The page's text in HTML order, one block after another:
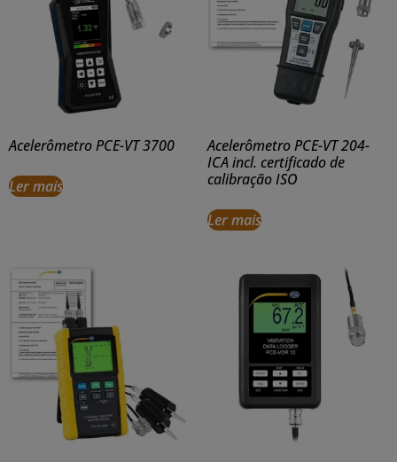
Acelerômetro PCE-VT 3700
Ler mais
Acelerômetro PCE-VT 204-
ICA incl. certificado de
calibração ISO
Ler mais